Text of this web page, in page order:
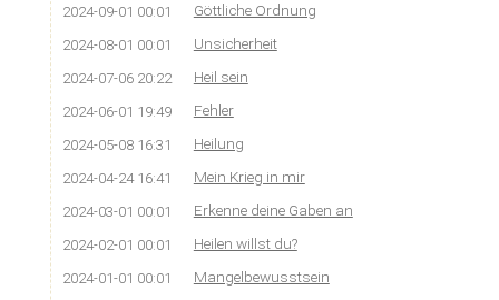
2024-09-01 00:01 Göttliche Ordnung
2024-08-01 00:01 Unsicherheit
2024-07-06 20:22 Heil sein
2024-06-01 19:49 Fehler
2024-05-08 16:31 Heilung
2024-04-24 16:41 Mein Krieg in mir
2024-03-01 00:01 Erkenne deine Gaben an
2024-02-01 00:01 Heilen willst du?
2024-01-01 00:01 Mangelbewusstsein